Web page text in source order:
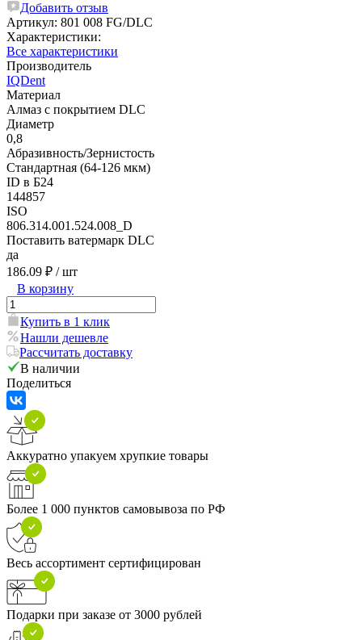
Добавить отзыв
Артикул: 801 008 FG/DLC
Характеристики:
Все характеристики
Производитель
IQDent
Материал
Алмаз с покрытием DLC
Диаметр
0,8
Абразивность/Зернистость
Стандартная (64-126 мкм)
ID в Б24
144857
ISO
806.314.001.524.008_D
Поставить ватермарк DLC
да
186.09 ₽ / шт
В корзину
Купить в 1 клик
Нашли дешевле
Рассчитать доставку
В наличии
Поделиться
Аккуратно упакуем хрупкие товары
Более 1 000 пунктов самовывоза по РФ
Весь ассортимент сертифицирован
Подарки при заказе от 3000 рублей